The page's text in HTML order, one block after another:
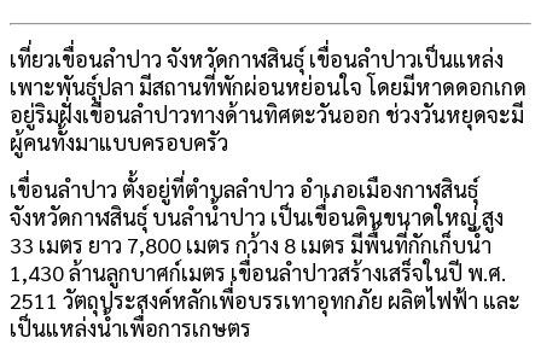
เที่ยวเขื่อนลำปาว จังหวัดกาฬสินธุ์ เขื่อนลำปาวเป็นแหล่ง
เพาะพันธุ์ปลา มีสถานที่พักผ่อนหย่อนใจ โดยมีหาดดอกเกด
อยู่ริมฝั่งเขื่อนลำปาวทางด้านทิศตะวันออก ช่วงวันหยุดจะมี
ผู้คนทั้งมาแบบครอบครัว
เขื่อนลำปาว ตั้งอยู่ที่ตำบลลำปาว อำเภอเมืองกาฬสินธุ์
จังหวัดกาฬสินธุ์ บนลำน้ำปาว เป็นเขื่อนดินขนาดใหญ่ สูง
33 เมตร ยาว 7,800 เมตร กว้าง 8 เมตร มีพื้นที่กักเก็บน้ำ
1,430 ล้านลูกบาศก์เมตร เขื่อนลำปาวสร้างเสร็จในปี พ.ศ.
2511 วัตถุประสงค์หลักเพื่อบรรเทาอุทกภัย ผลิตไฟฟ้า และ
เป็นแหล่งน้ำเพื่อการเกษตร